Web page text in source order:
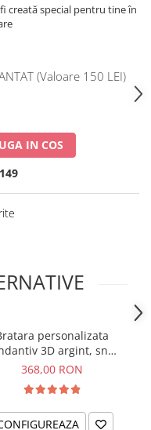
creată special pentru tine în
(Valoare 150 LEI)
IN COS
personalizata
3D argint, snur
plat piele naturala - Te
368,00 RON